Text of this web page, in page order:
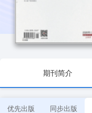
期刊简介
优先出版 同步出版